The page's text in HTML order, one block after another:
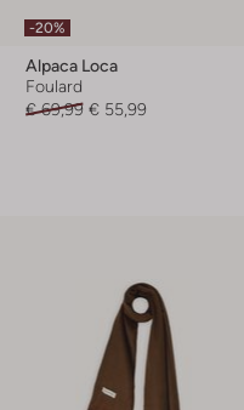
-20%
Alpaca Loca
Foulard
€ 69,99 € 55,99